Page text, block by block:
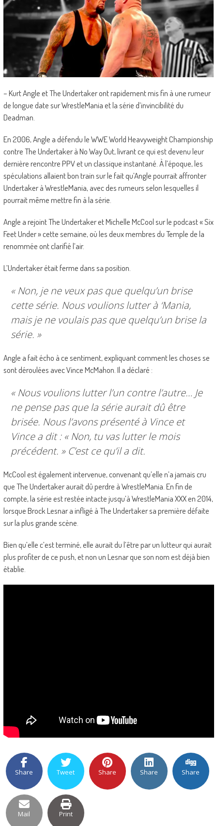
– Kurt Angle et The Undertaker ont rapidement mis fin à une rumeur
de longue date sur WrestleMania et la série d’invincibilité du
Deadman.
En 2006, Angle a défendu le WWE World Heavyweight Championship
contre The Undertaker à No Way Out, livrant ce qui est devenu leur
dernière rencontre PPV et un classique instantané. À l’époque, les
spéculations allaient bon train sur le fait qu’Angle pourrait affronter
Undertaker à WrestleMania, avec des rumeurs selon lesquelles il
pourrait même mettre fin à la série.
Angle a rejoint The Undertaker et Michelle McCool sur le podcast « Six
Feet Under » cette semaine, où les deux membres du Temple de la
renommée ont clarifié l’air.
L’Undertaker était ferme dans sa position.
« Non, je ne veux pas que quelqu’un brise
cette série. Nous voulions lutter à ‘Mania,
mais je ne voulais pas que quelqu’un brise la
série. »
Angle a fait écho à ce sentiment, expliquant comment les choses se
sont déroulées avec Vince McMahon. Il a déclaré :
« Nous voulions lutter l’un contre l’autre… Je
ne pense pas que la série aurait dû être
brisée. Nous l’avons présenté à Vince et
Vince a dit : « Non, tu vas lutter le mois
précédent. » C’est ce qu’il a dit.
McCool est également intervenue, convenant qu’elle n’a jamais cru
que The Undertaker aurait dû perdre à WrestleMania. En fin de
compte, la série est restée intacte jusqu’à WrestleMania XXX en 2014,
lorsque Brock Lesnar a infligé à The Undertaker sa première défaite
sur la plus grande scène.
Bien qu’elle c’est terminé, elle aurait du l’être par un lutteur qui aurait
plus profiter de ce push, et non un Lesnar que son nom est déjà bien
établie.
Share Tweet Share Share Share
Mail Print